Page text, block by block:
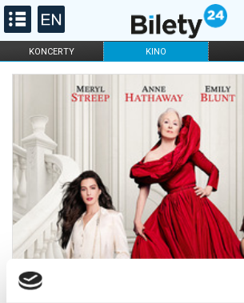
KONCERTY KINO
FILHARMONIA OPERA I BALET
DLA DZIECI
ONLINE